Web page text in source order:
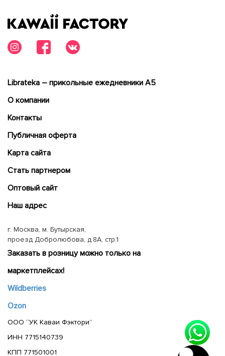
Librateka – прикольные ежедневники А5
О компании
Контакты
Публичная оферта
Карта сайта
Cтать партнером
Оптовый сайт
Наш адрес
г. Москва, м. Бутырская,
проезд Добролюбова, д.8А, стр.1
Заказать в розницу можно только на
маркетплейсах!
Wildberries
Ozon
ООО “УК Каваи Фэктори”
ИНН 7715140739
КПП 771501001